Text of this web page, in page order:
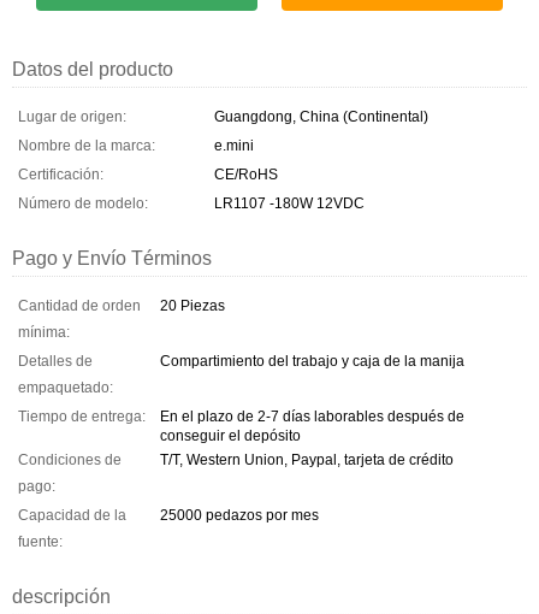
Datos del producto
Lugar de origen:
Guangdong, China (Continental)
Nombre de la marca:
e.mini
Certificación:
CE/RoHS
Número de modelo:
LR1107 -180W 12VDC
Pago y Envío Términos
Cantidad de orden
mínima:
20 Piezas
Detalles de
empaquetado:
Compartimiento del trabajo y caja de la manija
Tiempo de entrega:
En el plazo de 2-7 días laborables después de
conseguir el depósito
Condiciones de
pago:
T/T, Western Union, Paypal, tarjeta de crédito
Capacidad de la
fuente:
25000 pedazos por mes
descripción